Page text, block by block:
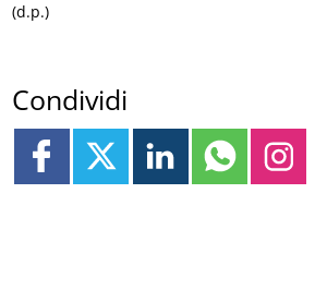
(d.p.)
Condividi